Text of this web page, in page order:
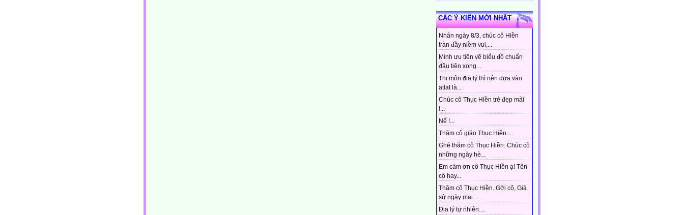
CÁC Ý KIẾN MỚI NHẤT
Nhân ngày 8/3, chúc cô Hiền
tràn đầy niềm vui,...
Mình ưu tiên vẽ biểu đồ chuẩn
đầu tiên xong...
Thi môn địa lý thì nên dựa vào
atlat là...
Chúc cô Thục Hiền trẻ đẹp mãi
!...
Nể !...
Thăm cô giáo Thục Hiền...
Ghé thăm cô Thục Hiền. Chúc cô
những ngày hè...
Em cảm ơn cô Thục Hiền ạ! Tên
cô hay...
Thăm cô Thục Hiền. Gởi cô, Giả
sử ngày mai...
Địa lý tự nhiên....